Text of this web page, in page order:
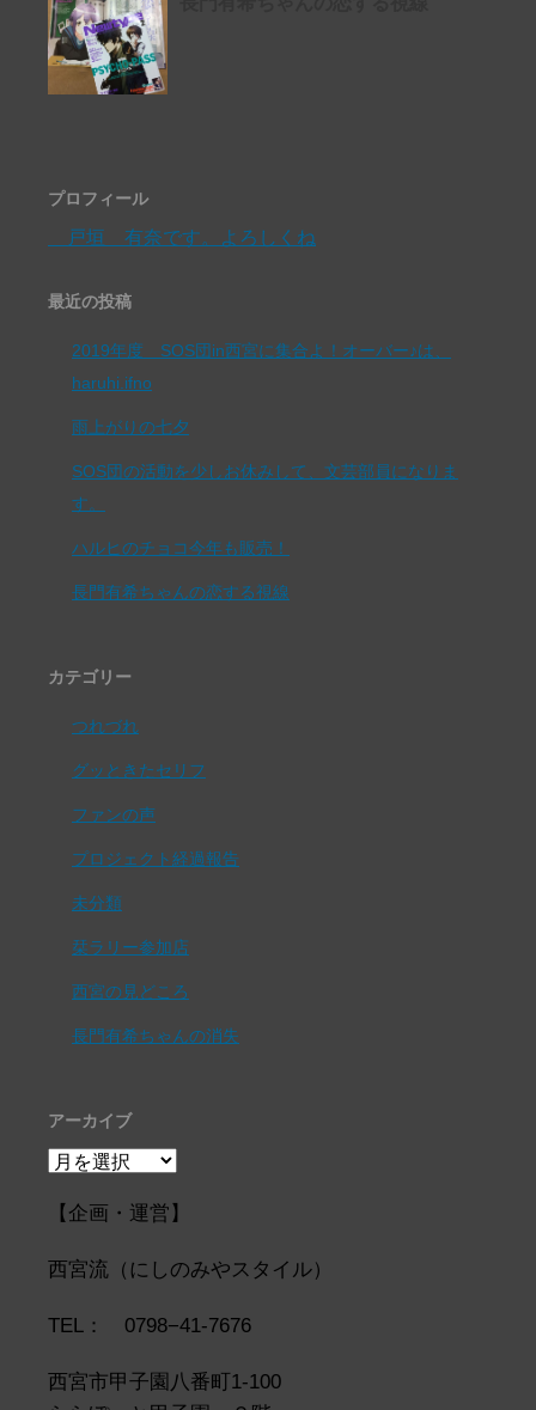
プロフィール
戸垣 有奈です。よろしくね
最近の投稿
2019年度 SOS団in西宮に集合よ！オーバー♪は、
haruhi.ifno
雨上がりの七夕
SOS団の活動を少しお休みして、文芸部員になりま
す。
ハルヒのチョコ今年も販売！
長門有希ちゃんの恋する視線
カテゴリー
つれづれ
グッときたセリフ
ファンの声
プロジェクト経過報告
未分類
栞ラリー参加店
西宮の見どころ
長門有希ちゃんの消失
アーカイブ
ア
カ
ブ
【企画・運営】
西宮流（にしのみやスタイル）
TEL： 0798−41-7676
西宮市甲子園八番町1-100